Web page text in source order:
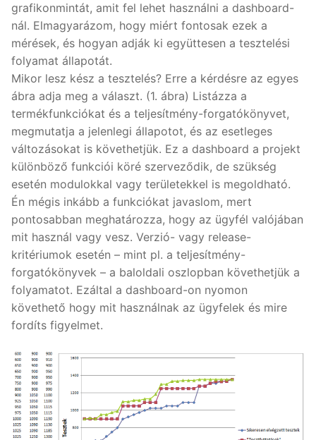
grafikonmintát, amit fel lehet használni a dashboard-
nál. Elmagyarázom, hogy miért fontosak ezek a
mérések, és hogyan adják ki együttesen a tesztelési
folyamat állapotát.
Mikor lesz kész a tesztelés? Erre a kérdésre az egyes
ábra adja meg a választ. (1. ábra) Listázza a
termékfunkciókat és a teljesítmény-forgatókönyvet,
megmutatja a jelenlegi állapotot, és az esetleges
változásokat is követhetjük. Ez a dashboard a projekt
különböző funkciói köré szerveződik, de szükség
esetén modulokkal vagy területekkel is megoldható.
Én mégis inkább a funkciókat javaslom, mert
pontosabban meghatározza, hogy az ügyfél valójában
mit használ vagy vesz. Verzió- vagy release-
kritériumok esetén – mint pl. a teljesítmény-
forgatókönyvek – a baloldali oszlopban követhetjük a
folyamatot. Ezáltal a dashboard-on nyomon
követhető hogy mit használnak az ügyfelek és mire
fordíts figyelmet.